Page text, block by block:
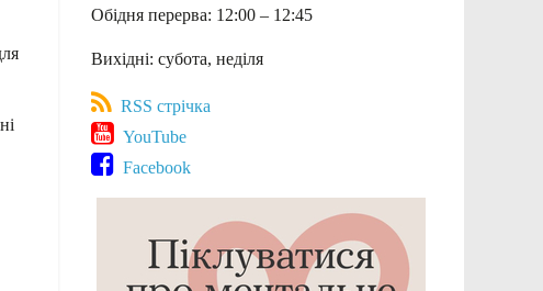
Обідня перерва: 12:00 – 12:45
Вихідні: субота, неділя
RSS стрічка
YouTube
Facebook